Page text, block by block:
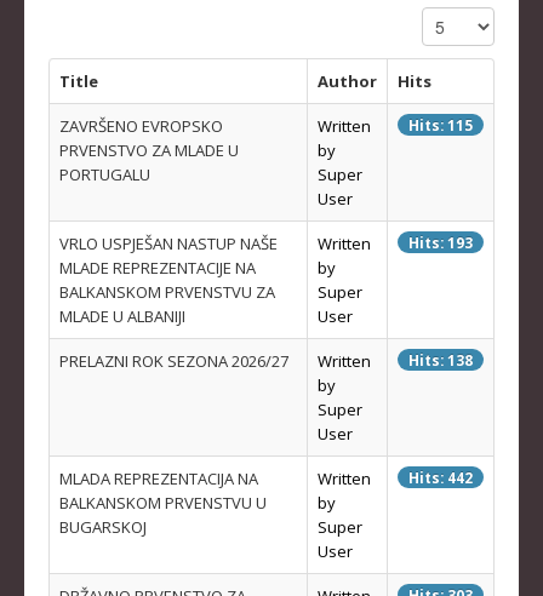
JUNIORKE
KADETKINJE
MLAĐI KADETI
NAJMLAĐI KADETI
NAJMLAĐE KADETKINJE
DOKUMENTI
KALENDARI I RASPOREDI
BILTENI TAKMIČENJA
Display #
Title Author Hits
ZAVRŠENO EVROPSKO
PRVENSTVO ZA MLADE U
PORTUGALU
Written
by
Super
User
Hits: 115
VRLO USPJEŠAN NASTUP NAŠE
MLADE REPREZENTACIJE NA
BALKANSKOM PRVENSTVU ZA
MLADE U ALBANIJI
Written
by
Super
User
Hits: 193
PRELAZNI ROK SEZONA 2026/27
Written
by
Super
User
Hits: 138
MLADA REPREZENTACIJA NA
BALKANSKOM PRVENSTVU U
BUGARSKOJ
Written
by
Super
User
Hits: 442